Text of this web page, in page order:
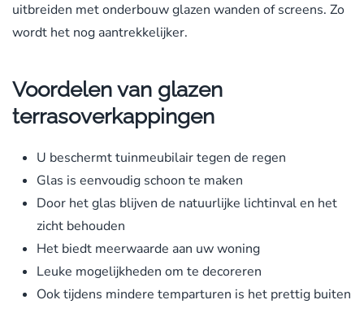
uitbreiden met onderbouw glazen wanden of screens. Zo
wordt het nog aantrekkelijker.
Voordelen van glazen
terrasoverkappingen
U beschermt tuinmeubilair tegen de regen
Glas is eenvoudig schoon te maken
Door het glas blijven de natuurlijke lichtinval en het
zicht behouden
Het biedt meerwaarde aan uw woning
Leuke mogelijkheden om te decoreren
Ook tijdens mindere temparturen is het prettig buiten